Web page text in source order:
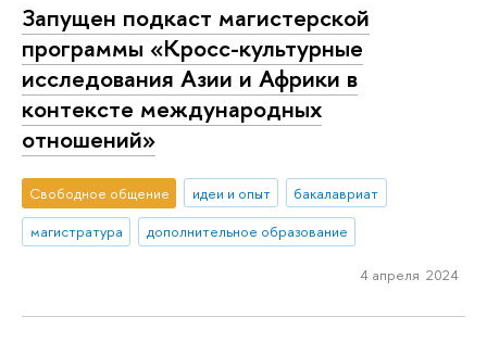
Запущен подкаст магистерской
программы «Кросс-культурные
исследования Азии и Африки в
контексте международных
отношений»
Свободное общение идеи и опыт
бакалавриат
магистратура
дополнительное образование
4 апреля 2024